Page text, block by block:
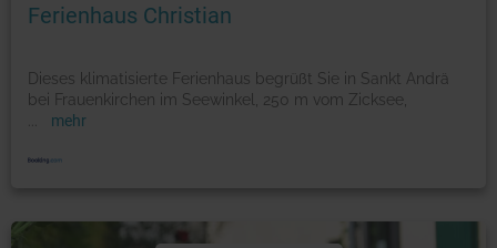
Ferienhaus Christian
Dieses klimatisierte Ferienhaus begrüßt Sie in Sankt Andrä
bei Frauenkirchen im Seewinkel, 250 m vom Zicksee,
mehr